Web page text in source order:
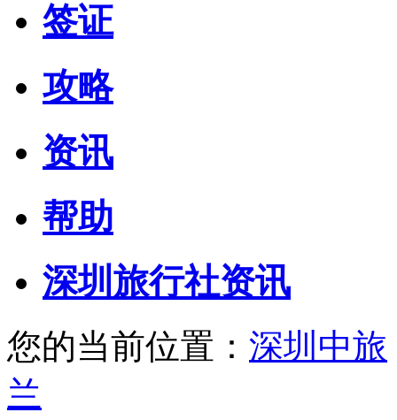
签证
攻略
资讯
帮助
深圳旅行社资讯
您的当前位置： 深圳中旅
兰